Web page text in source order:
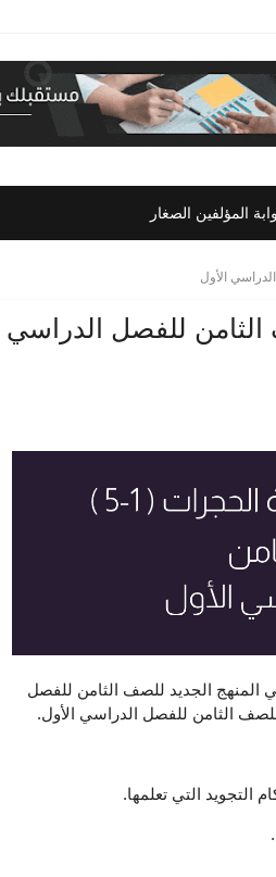
المؤلفين الصغار
(1-5) للصف الثامن للفصل الدراسي
ديني قيمي المنهج الجديد للصف الثامن للفصل